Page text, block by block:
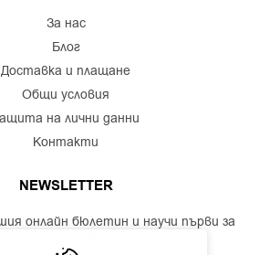
за нас
блог
доставка и плащане
общи условия
защита на лични данни
контакти
NEWSLETTER
онлайн бюлетин и научи първи за